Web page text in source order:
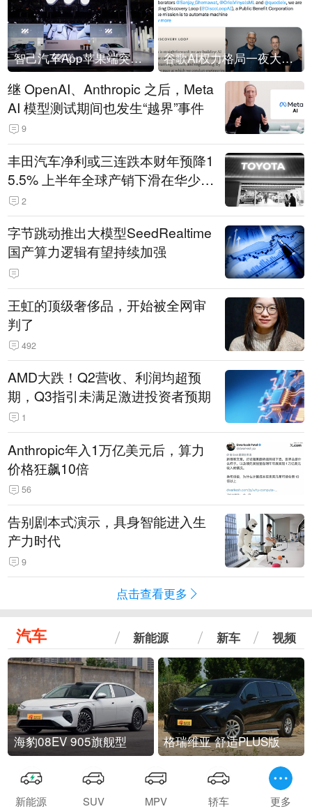
智己汽车App苹果端突然“下架” 谷歌AI权力格局一夜大洗牌
继 OpenAI、Anthropic 之后，Meta
AI 模型测试期间也发生“越界”事件
9
丰田汽车净利或三连跌本财年预降1
5.5% 上半年全球产销下滑在华少卖
14.3万辆
2
字节跳动推出大模型SeedRealtime
国产算力逻辑有望持续加强
王虹的顶级奢侈品，开始被全网审
判了
492
AMD大跌！Q2营收、利润均超预
期，Q3指引未满足激进投资者预期
1
Anthropic年入1万亿美元后，算力
价格狂飙10倍
56
告别剧本式演示，具身智能进入生
产力时代
9
点击查看更多
汽车 新能源 新车 视频
海豹08EV 905旗舰型 格瑞维亚 舒适PLUS版
新能源 SUV MPV 轿车 更多